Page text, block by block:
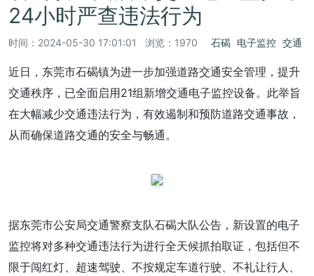
24小时严查违法行为
时间： 2024-05-30 17:01:01 浏览：1970 石碣 电子监控 交通
近日，东莞市石碣镇为进一步加强道路交通安全管理，提升
交通秩序，已全面启用21组新增交通电子监控设备。此举旨
在大幅减少交通违法行为，有效遏制和预防道路交通事故，
从而确保道路交通的安全与畅通。
据东莞市公安局交通警察支队石碣大队公告，新设置的电子
监控将对多种交通违法行为进行全天候抓拍取证，包括但不
限于闯红灯、超速驾驶、不按规定车道行驶、不礼让行人、